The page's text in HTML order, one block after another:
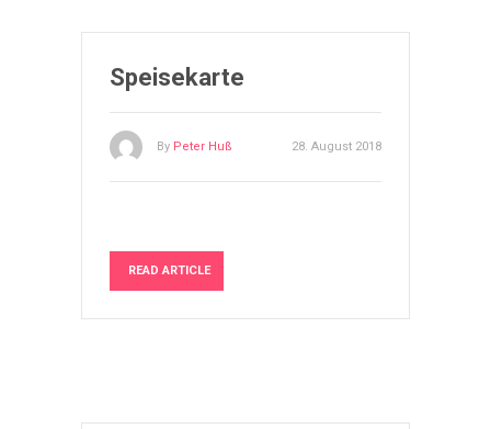
Speisekarte
By Peter Huß 28. August 2018
READ ARTICLE